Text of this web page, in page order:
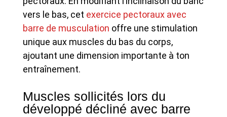
vers le bas, cet exercice pectoraux avec
barre de musculation offre une stimulation
unique aux muscles du bas du corps,
ajoutant une dimension importante à ton
entraînement.
Muscles sollicités lors du
développé décliné avec barre